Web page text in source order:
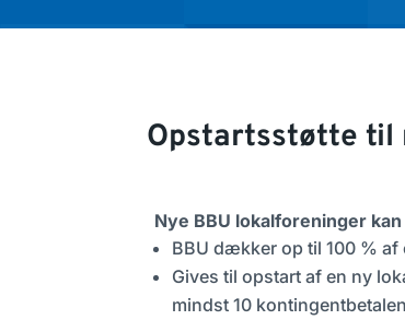
Opstartsstøtte til
Nye BBU lokalforeninger
BBU dækker op til 100 %
Gives til opstart af en ny
mindst 10